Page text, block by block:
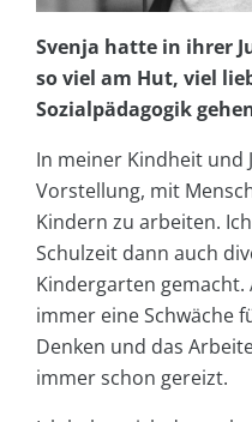
Svenja hatte in ihrer
so viel am Hut, viel
Sozialpädagogik
In meiner Kindheit und
Vorstellung, mit
Kindern zu arbeiten.
Schulzeit dann auch
Kindergarten
immer eine Schwäche
Denken und das
immer schon gereizt.